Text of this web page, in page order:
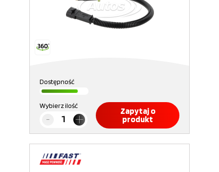
Dostępność
Wybierz ilość
Zapytaj o
produkt